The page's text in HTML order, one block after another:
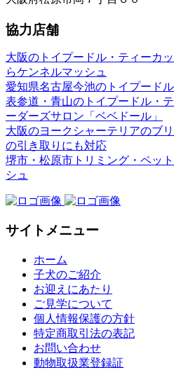
協力店舗
大阪のトイプードル・ティーカ
らケンネルマッシュ
愛知県名古屋今池のトイプードル
表参道・青山のトイプードル・
ーダーズサロン「ベベドール」
大阪のヨークシャーテリアのブ
の引き取りにも対応
堺市・松原市トリミング・ペッ
シュ
サイトメニュー
ホーム
子犬のご紹介
お迎えにあたり
ご見学について
個人情報保護の方針
特定商取引法の表記
お問い合わせ
動物取扱業登録証